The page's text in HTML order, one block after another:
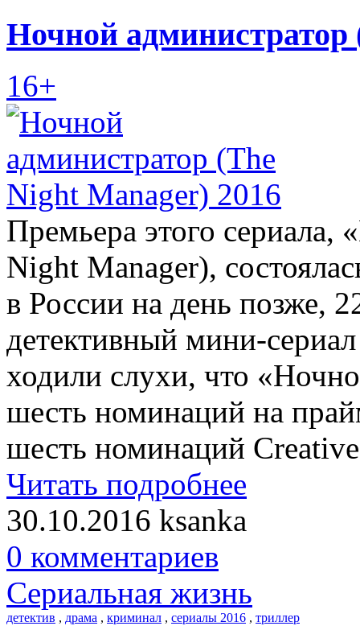
Ночной
16+
Премьера этого сериала,
Night Manager),
в России на день позже,
детективный мини-
ходили слухи, что
шесть номинаций на
шесть номинаций
Читать подробнее
30.10.2016 ksanka
0 комментариев
Сериальная жизнь
детектив , драма , криминал , сериалы 2016 , триллер